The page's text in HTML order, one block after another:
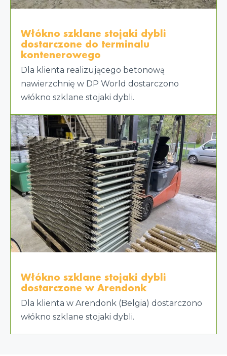
Włókno szklane stojaki dybli
dostarczone do terminalu
kontenerowego
Dla klienta realizującego betonową
nawierzchnię w DP World dostarczono
włókno szklane stojaki dybli.
Włókno szklane stojaki dybli
dostarczone w Arendonk
Dla klienta w Arendonk (Belgia) dostarczono
włókno szklane stojaki dybli.